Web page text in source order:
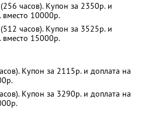
(256 часов). Купон за 2350р. и
вместо 10000р.
(512 часов). Купон за 3525р. и
вместо 15000р.
Купон за 2115р. и доплата на
Купон за 3290р. и доплата на